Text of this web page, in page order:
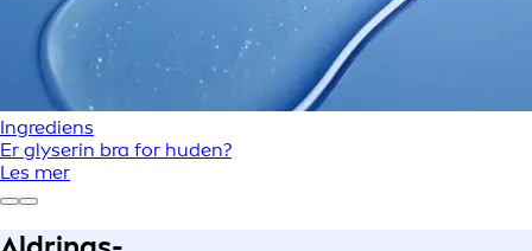
Ingrediens
Er glyserin bra for huden?
Les mer